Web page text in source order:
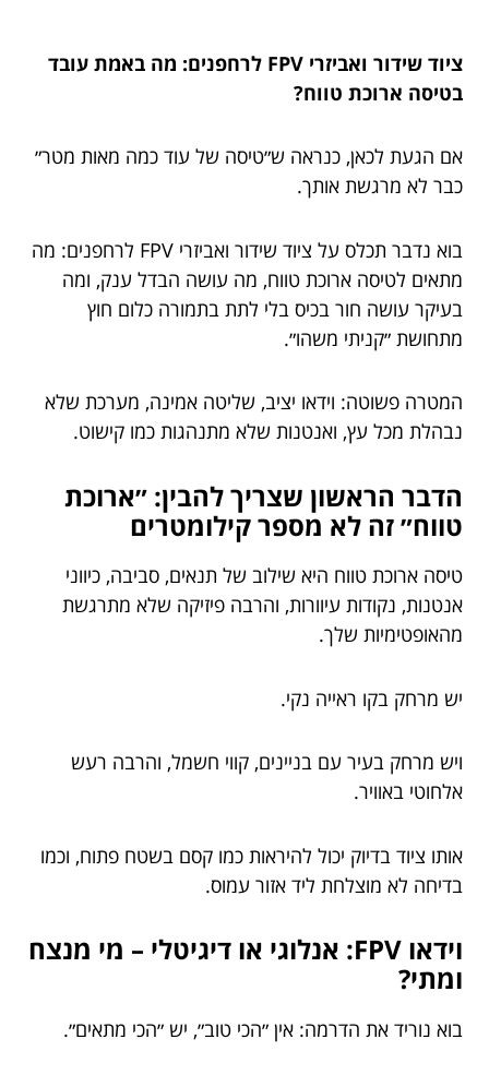
ציוד שידור ואביזרי FPV לרחפנים: מה באמת עובד
בטיסה ארוכת טווח?
אם הגעת לכאן, כנראה ש״טיסה של עוד כמה מאות מטר״
כבר לא מרגשת אותך.
בוא נדבר תכלס על ציוד שידור ואביזרי FPV לרחפנים: מה
מתאים לטיסה ארוכת טווח, מה עושה הבדל ענק, ומה
בעיקר עושה חור בכיס בלי לתת בתמורה כלום חוץ
מתחושת ״קניתי משהו״.
המטרה פשוטה: וידאו יציב, שליטה אמינה, מערכת שלא
נבהלת מכל עץ, ואנטנות שלא מתנהגות כמו קישוט.
הדבר הראשון שצריך להבין: ״ארוכת
טווח״ זה לא מספר קילומטרים
טיסה ארוכת טווח היא שילוב של תנאים, סביבה, כיווני
אנטנות, נקודות עיוורות, והרבה פיזיקה שלא מתרגשת
מהאופטימיות שלך.
יש מרחק בקו ראייה נקי.
ויש מרחק בעיר עם בניינים, קווי חשמל, והרבה רעש
אלחוטי באוויר.
אותו ציוד בדיוק יכול להיראות כמו קסם בשטח פתוח, וכמו
בדיחה לא מוצלחת ליד אזור עמוס.
וידאו FPV: אנלוגי או דיגיטלי – מי מנצח
ומתי?
בוא נוריד את הדרמה: אין ״הכי טוב״, יש ״הכי מתאים״.